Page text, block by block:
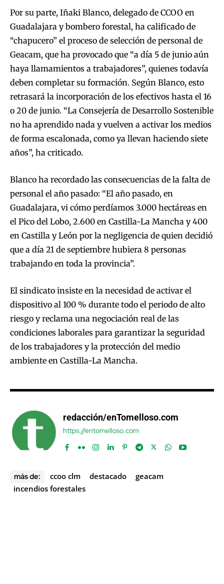
Por su parte, Iñaki Blanco, delegado de CCOO en
Guadalajara y bombero forestal, ha calificado de
“chapucero” el proceso de selección de personal de
Geacam, que ha provocado que “a día 5 de junio aún
haya llamamientos a trabajadores”, quienes todavía
deben completar su formación. Según Blanco, esto
retrasará la incorporación de los efectivos hasta el 16
o 20 de junio. “La Consejería de Desarrollo Sostenible
no ha aprendido nada y vuelven a activar los medios
de forma escalonada, como ya llevan haciendo siete
años”, ha criticado.
Blanco ha recordado las consecuencias de la falta de
personal el año pasado: “El año pasado, en
Guadalajara, vi cómo perdíamos 3.000 hectáreas en
el Pico del Lobo, 2.600 en Castilla-La Mancha y 400
en Castilla y León por la negligencia de quien decidió
que a día 21 de septiembre hubiera 8 personas
trabajando en toda la provincia”.
El sindicato insiste en la necesidad de activar el
dispositivo al 100 % durante todo el periodo de alto
riesgo y reclama una negociación real de las
condiciones laborales para garantizar la seguridad
de los trabajadores y la protección del medio
ambiente en Castilla-La Mancha.
redacción/enTomelloso.com
https://entomelloso.com
más de: ccoo clm destacado
geacam
incendios forestales